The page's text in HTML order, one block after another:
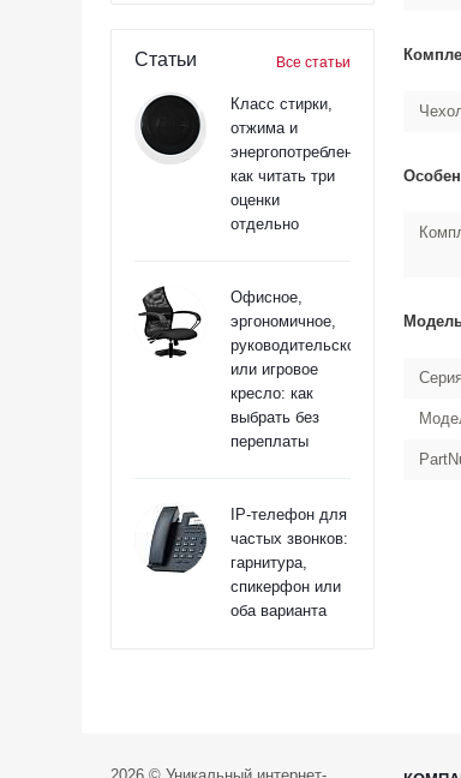
Статьи Все статьи
Класс стирки,
отжима и
энергопотребления:
как читать три
оценки
отдельно
Офисное,
эргономичное,
руководительское
или игровое
кресло: как
выбрать без
переплаты
IP-телефон для
частых звонков:
гарнитура,
спикерфон или
оба варианта
Серия